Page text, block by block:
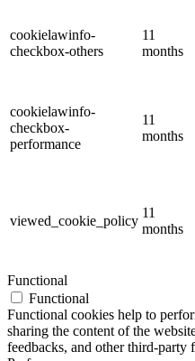
cookielawinfo-
checkbox-others
11
months
cookielawinfo-
checkbox-
performance
11
months
viewed_cookie_policy
11
months
Functional
Functional
Functional cookies help to
sharing the content of the
feedbacks, and other third-party